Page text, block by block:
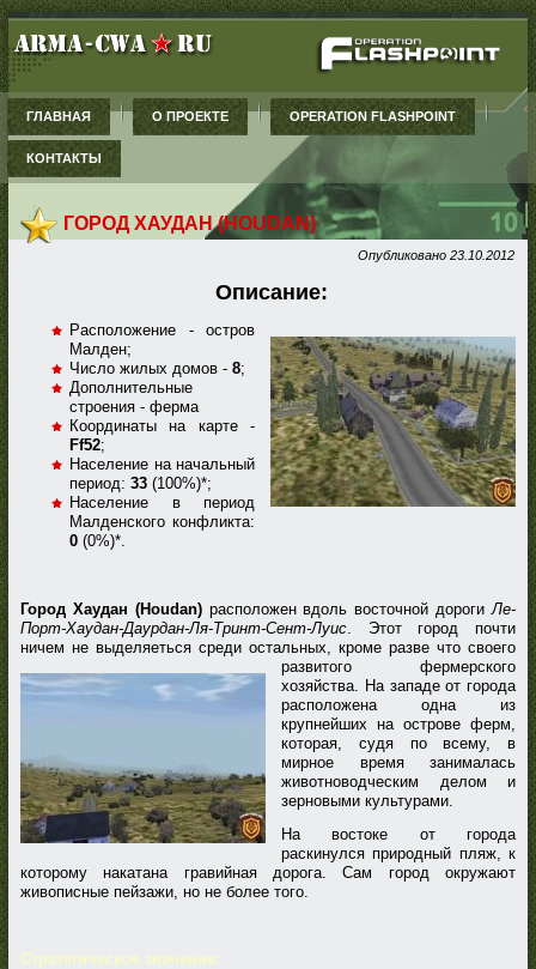
ГЛАВНАЯ О ПРОЕКТЕ OPERATION FLASHPOINT
КОНТАКТЫ
ГОРОД ХАУДАН (HOUDAN)
Опубликовано 23.10.2012
Описание:
Расположение - остров
Малден;
Число жилых домов - 8;
Дополнительные
строения - ферма
Координаты на карте -
Ff52;
Население на начальный
период: 33 (100%)*;
Население в период
Малденского конфликта:
0 (0%)*.
Город Хаудан (Houdan)расположен вдоль восточной дорогиЛе-
Порт-Хаудан-Даурдан-Ля-Тринт-Сент-Луис. Этот город почти
ничем не выделяеться среди остальных, кроме разве что своего
развитого фермерского
хозяйства. На западе от города
расположена одна из
крупнейших на острове ферм,
которая, судя по всему, в
мирное время занималась
животноводческим делом и
зерновыми культурами.
На востоке от города
раскинулся природный пляж, к
которому накатана гравийная дорога. Сам город окружают
живописные пейзажи, но не более того.
Стратегическое значение: